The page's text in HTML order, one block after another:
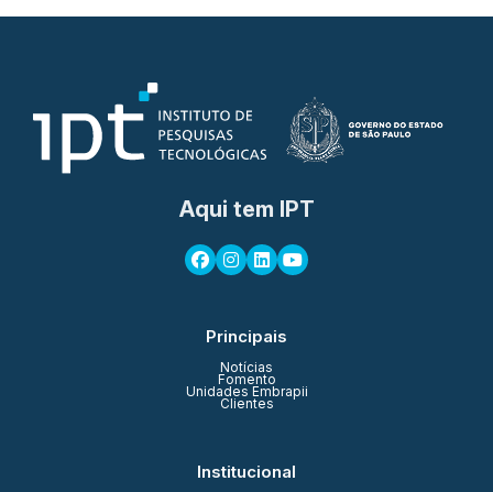
Aqui tem IPT
Principais
Notícias
Fomento
Unidades Embrapii
Clientes
Institucional